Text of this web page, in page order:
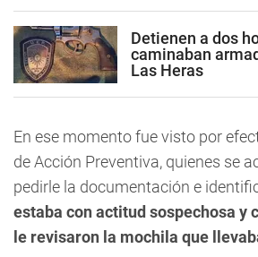
Detienen a dos
caminaban
Las Heras
En ese momento fue visto por
de Acción Preventiva, quienes se
pedirle la documentación e
estaba con actitud sospechosa y
le revisaron la mochila que